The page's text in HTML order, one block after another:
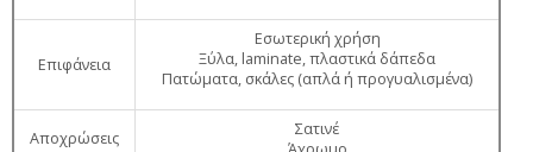
Επιφάνεια
Εσωτερική χρήση
Ξύλα, laminate, πλαστικά δάπεδα
Πατώματα, σκάλες (απλά ή προγυαλισμένα)
Αποχρώσεις
Σατινέ